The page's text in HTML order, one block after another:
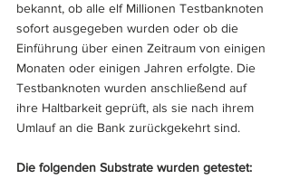
bekannt, ob alle elf Millionen Testbanknoten
sofort ausgegeben wurden oder ob die
Einführung über einen Zeitraum von einigen
Monaten oder einigen Jahren erfolgte. Die
Testbanknoten wurden anschließend auf
ihre Haltbarkeit geprüft, als sie nach ihrem
Umlauf an die Bank zurückgekehrt sind.
Die folgenden Substrate wurden getestet: